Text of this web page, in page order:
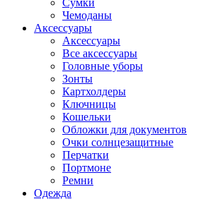
Сумки
Чемоданы
Аксессуары
Аксессуары
Все аксессуары
Головные уборы
Зонты
Картхолдеры
Ключницы
Кошельки
Обложки для документов
Очки солнцезащитные
Перчатки
Портмоне
Ремни
Одежда